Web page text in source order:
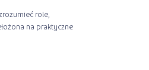
role,
na praktyczne